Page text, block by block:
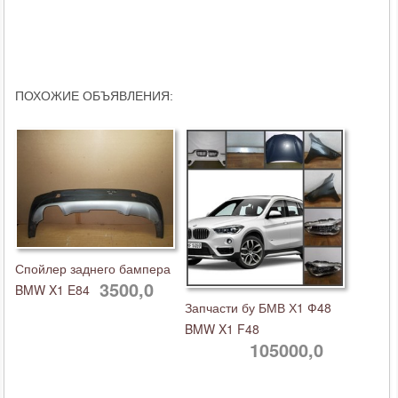
ПОХОЖИЕ ОБЪЯВЛЕНИЯ:
Спойлер заднего бампера
BMW X1 E84 3500,0
Запчасти бу БМВ Х1 Ф48
BMW X1 F48
105000,0